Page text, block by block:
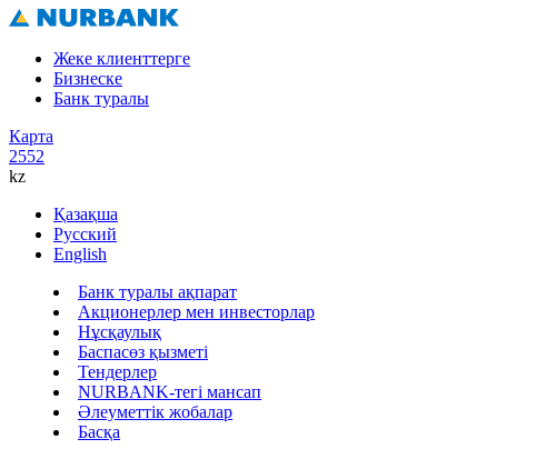
Жеке клиенттерге
Бизнеске
Банк туралы
Карта
2552
kz
Қазақша
Русский
English
Банк туралы ақпарат
Акционерлер мен инвесторлар
Нұсқаулық
Баспасөз қызметі
Тендерлер
NURBANK-тегі мансап
Әлеуметтік жобалар
Басқа